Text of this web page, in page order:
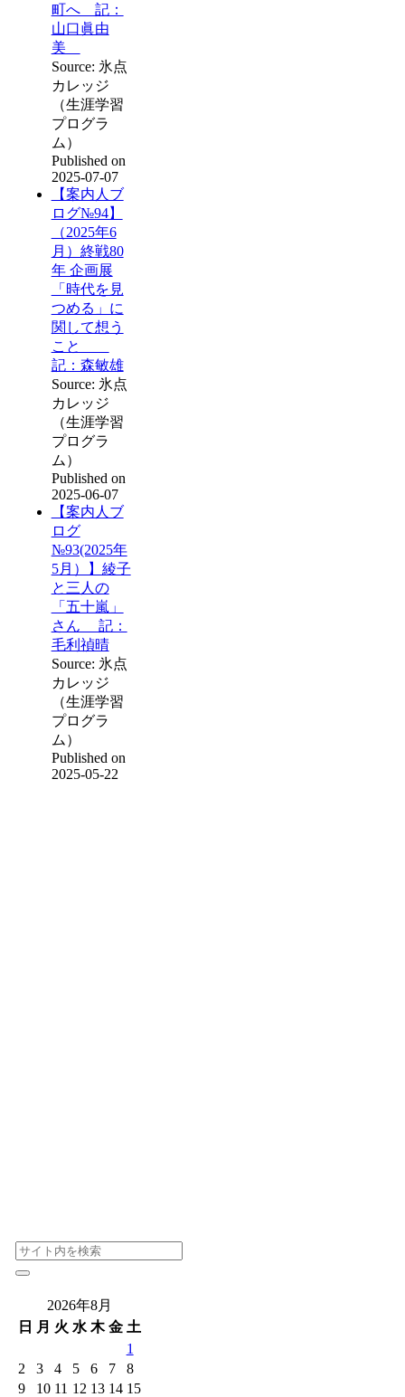
町へ 記：
山口眞由
美
Source: 氷点
カレッジ
（生涯学習
プログラ
ム）
Published on
2025-07-07
【案内人ブ
ログ№94】
（2025年6
月）終戦80
年 企画展
「時代を見
つめる」に
関して想う
こと
記：森敏雄
Source: 氷点
カレッジ
（生涯学習
プログラ
ム）
Published on
2025-06-07
【案内人ブ
ログ
№93(2025年
5月）】綾子
と三人の
「五十嵐」
さん 記：
毛利禎晴
Source: 氷点
カレッジ
（生涯学習
プログラ
ム）
Published on
2025-05-22
2026年8月
日
月 火 水 木 金 土
1
2
3 4 5 6 7
8
9
10 11 12 13 14 15